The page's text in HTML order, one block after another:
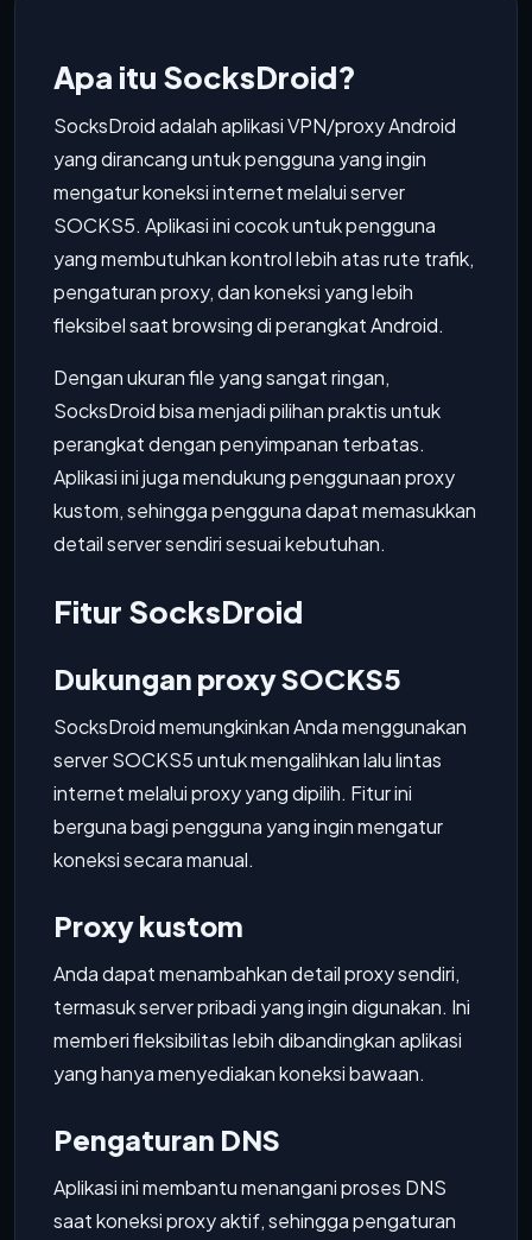
Apa itu SocksDroid?
SocksDroid adalah aplikasi VPN/proxy Android
yang dirancang untuk pengguna yang ingin
mengatur koneksi internet melalui server
SOCKS5. Aplikasi ini cocok untuk pengguna
yang membutuhkan kontrol lebih atas rute trafik,
pengaturan proxy, dan koneksi yang lebih
fleksibel saat browsing di perangkat Android.
Dengan ukuran file yang sangat ringan,
SocksDroid bisa menjadi pilihan praktis untuk
perangkat dengan penyimpanan terbatas.
Aplikasi ini juga mendukung penggunaan proxy
kustom, sehingga pengguna dapat memasukkan
detail server sendiri sesuai kebutuhan.
Fitur SocksDroid
Dukungan proxy SOCKS5
SocksDroid memungkinkan Anda menggunakan
server SOCKS5 untuk mengalihkan lalu lintas
internet melalui proxy yang dipilih. Fitur ini
berguna bagi pengguna yang ingin mengatur
koneksi secara manual.
Proxy kustom
Anda dapat menambahkan detail proxy sendiri,
termasuk server pribadi yang ingin digunakan. Ini
memberi fleksibilitas lebih dibandingkan aplikasi
yang hanya menyediakan koneksi bawaan.
Pengaturan DNS
Aplikasi ini membantu menangani proses DNS
saat koneksi proxy aktif, sehingga pengaturan